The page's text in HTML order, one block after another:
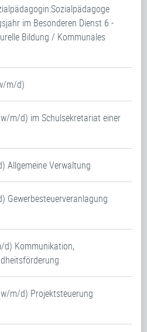
im Besonderen Dienst 6 -
Bildung / Kommunales
m/d)
m/d) im Schulsekretariat einer
Allgemeine Verwaltung
Gewerbesteuerveranlagung
d) Kommunikation,
m/d) Projektsteuerung